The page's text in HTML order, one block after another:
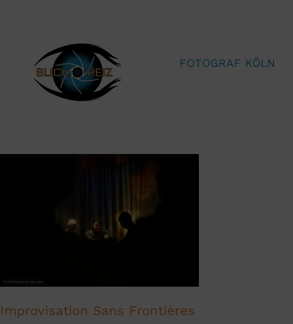
FOTOGRAF KÖLN
Improvisation Sans Frontières